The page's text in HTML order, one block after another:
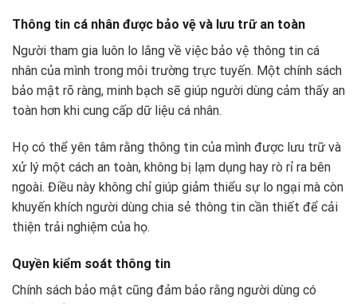
Thông tin cá nhân được bảo vệ và lưu trữ an toàn
Người tham gia luôn lo lắng về việc bảo vệ thông tin cá
nhân của mình trong môi trường trực tuyến. Một chính sách
bảo mật rõ ràng, minh bạch sẽ giúp người dùng cảm thấy an
toàn hơn khi cung cấp dữ liệu cá nhân.
Họ có thể yên tâm rằng thông tin của mình được lưu trữ và
xử lý một cách an toàn, không bị lạm dụng hay rò rỉ ra bên
ngoài. Điều này không chỉ giúp giảm thiểu sự lo ngại mà còn
khuyến khích người dùng chia sẻ thông tin cần thiết để cải
thiện trải nghiệm của họ.
Quyền kiểm soát thông tin
Chính sách bảo mật cũng đảm bảo rằng người dùng có